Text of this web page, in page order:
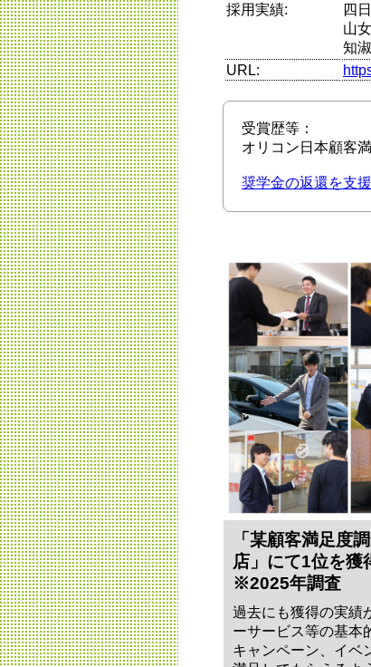
採用実績:
四
山
知
URL:
受賞歴等：
オリコン日本顧客
奨学金の返還を支
「某顧客満足度
店」にて1位を獲
※2025年調査
過去にも獲得の実績
ーサービス等の基本
キャンペーン、イベ